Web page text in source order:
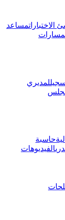
الاختباراتمساعد
مسارات
لمديري
حاسبة
الفيديوهات